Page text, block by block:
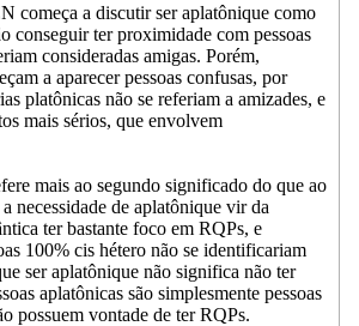
começa a discutir ser aplatônique como
conseguir ter proximidade com pessoas
consideradas amigas. Porém,
a aparecer pessoas confusas, por
platônicas não se referiam a amizades, e
mais sérios, que envolvem
mais ao segundo significado do que ao
necessidade de aplatônique vir da
ter bastante foco em RQPs, e
100% cis hétero não se identificariam
ser aplatônique não significa não ter
aplatônicas são simplesmente pessoas
possuem vontade de ter RQPs.